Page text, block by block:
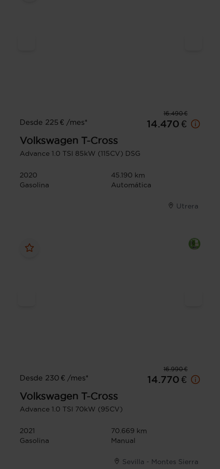
16.490 €
Desde 225 € /mes*
14.470 €
Volkswagen T-Cross
Advance 1.0 TSI 85kW (115CV) DSG
2020
45.190 km
Gasolina
Automática
Utrera
16.990 €
Desde 230 € /mes*
14.770 €
Volkswagen T-Cross
Advance 1.0 TSI 70kW (95CV)
2021
70.669 km
Gasolina
Manual
Sevilla - Montes Sierra